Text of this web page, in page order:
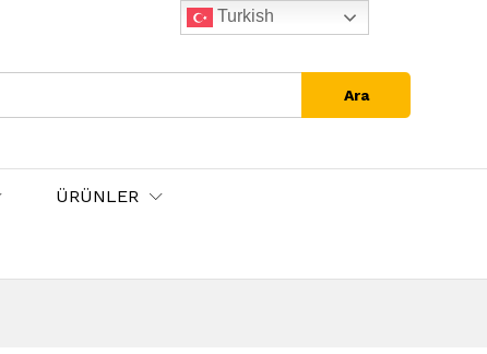
Ara
ÜRÜNLER
Turkish